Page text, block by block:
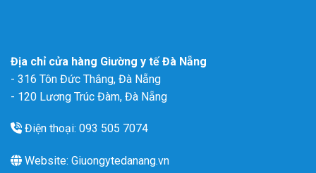
Địa chỉ cửa hàng Giường y tế Đà Nẵng
- 316 Tôn Đức Thắng, Đà Nẵng
- 120 Lương Trúc Đàm, Đà Nẵng
Điện thoại: 093 505 7074
Website: Giuongytedanang.vn